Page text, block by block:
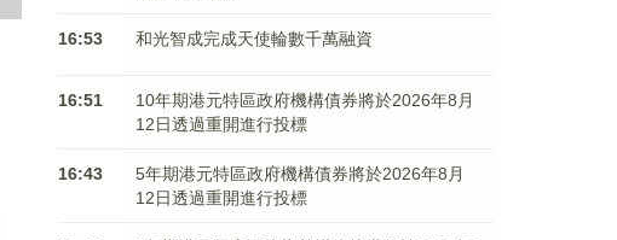
16:53 和光智成完成天使輪數千萬融資
16:51
10年期港元特區政府機構債券將於2026年8月
12日透過重開進行投標
16:43
5年期港元特區政府機構債券將於2026年8月
12日透過重開進行投標